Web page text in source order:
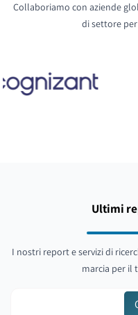
Collaboriamo con aziende
di settore per
Ultimi
I nostri report e servizi di
marcia per il